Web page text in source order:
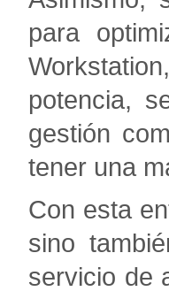
para
potencia,
gestión
tener una
Con esta
sino
servicio de